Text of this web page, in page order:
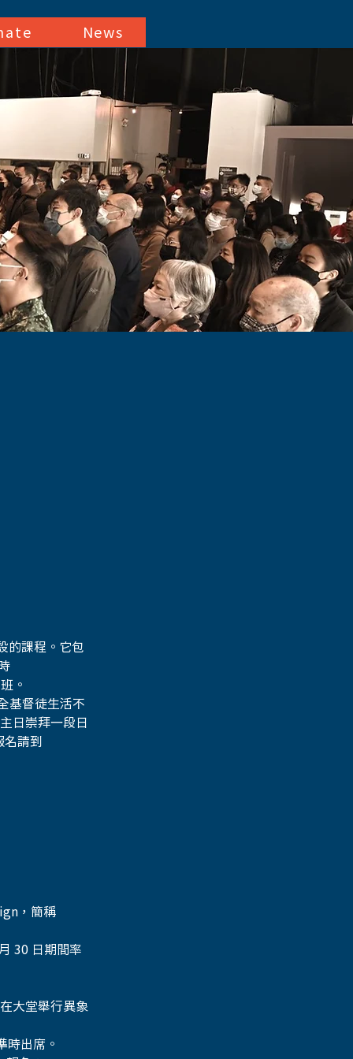
News
的課程。它包
。
基督徒生活不
日崇拜一段日
請到
，簡稱
30 日期間率
大堂舉行異象
時出席。